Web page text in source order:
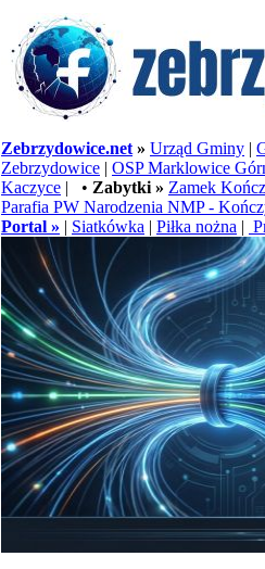
Zebrzydowice.net » Urząd Gminy |
Zebrzydowice | OSP Marklowice
Kaczyce | • Zabytki » Zamek
Parafia PW Narodzenia NMP -
Portal » | Siatkówka | Piłka nożna |